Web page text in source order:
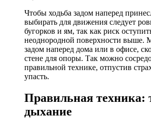
Чтобы ходьба задом наперед
выбирать для движения следует
бугорков и ям, так как риск
неоднородной поверхности выше.
задом наперед дома или в офисе,
стене для опоры. Так можно
правильной технике, отпустив
упасть.
Правильная техника:
дыхание